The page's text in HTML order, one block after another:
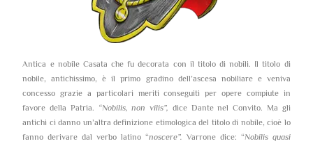
Antica e nobile Casata che fu decorata con il titolo di nobili. Il titolo di
nobile, antichissimo, è il primo gradino dell’ascesa nobiliare e veniva
concesso grazie a particolari meriti conseguiti per opere compiute in
favore della Patria. “Nobilis, non vilis”, dice Dante nel Convito. Ma gli
antichi ci danno un’altra definizione etimologica del titolo di nobile, cioè lo
fanno derivare dal verbo latino “noscere”. Varrone dice: “Nobilis quasi